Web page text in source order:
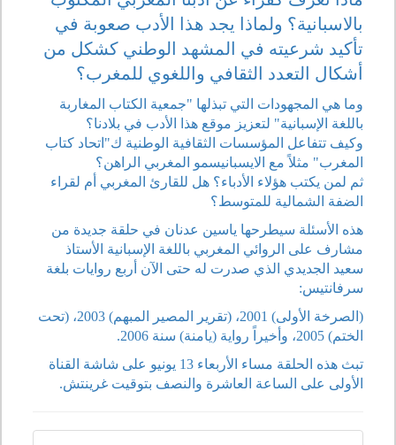
بالاسبانية؟ ولماذا يجد هذا الأدب صعوبة في
تأكيد شرعيته في المشهد الوطني كشكل من
أشكال التعدد الثقافي واللغوي للمغرب؟
وما هي المجهودات التي تبذلها "جمعية الكتاب المغاربة
باللغة الإسبانية" لتعزيز موقع هذا الأدب في بلادنا؟
وكيف تتفاعل المؤسسات الثقافية الوطنية ك"اتحاد كتاب
المغرب" مثلاً مع الايسبانيسمو المغربي الراهن؟
ثم لمن يكتب هؤلاء الأدباء؟ هل للقارئ المغربي أم لقراء
الضفة الشمالية للمتوسط؟
هذه الأسئلة سيطرحها ياسين عدنان في حلقة جديدة من
مشارف على الروائي المغربي باللغة الإسبانية الأستاذ
سعيد الجديدي الذي صدرت له حتى الآن أربع روايات بلغة
سرفانتيس:
(الصرخة الأولى) 2001، (تقرير المصير المبهم) 2003، (تحت
الختم) 2005، وأخيراً رواية (يامنة) سنة 2006.
تبث هذه الحلقة مساء الأربعاء 13 يونيو على شاشة القناة
الأولى على الساعة العاشرة والنصف بتوقيت غرينتش.